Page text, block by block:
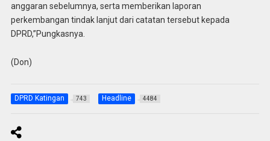
anggaran sebelumnya, serta memberikan laporan
perkembangan tindak lanjut dari catatan tersebut kepada
DPRD,”Pungkasnya.
(Don)
DPRD Katingan 743 Headline 4484